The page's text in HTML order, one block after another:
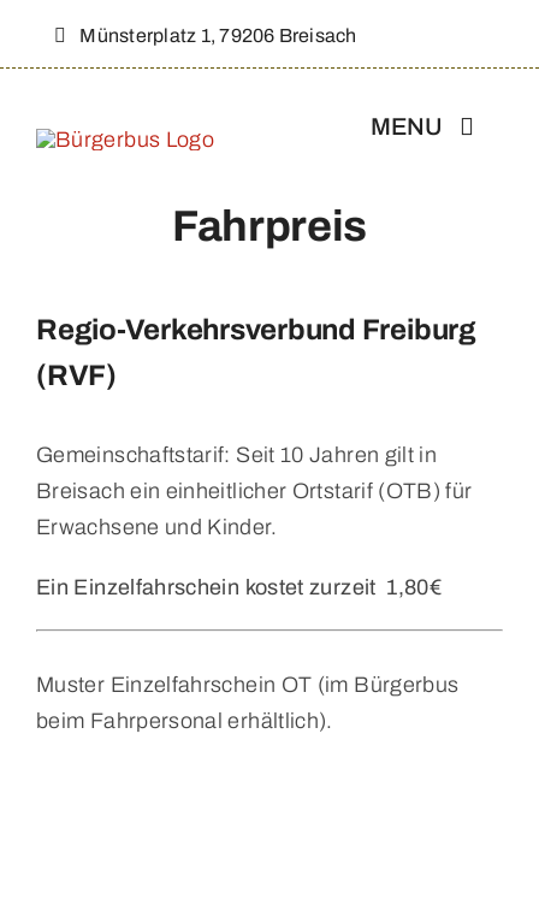
Münsterplatz 1, 79206 Breisach
MENU
Aktuelles
Werbepartner
Fahrpreis
Regio-Verkehrsverbund Freiburg
(RVF)
Gemeinschaftstarif: Seit 10 Jahren gilt in
Breisach ein einheitlicher Ortstarif (OTB) für
Erwachsene und Kinder.
Ein Einzelfahrschein kostet zurzeit 1,80€
Muster Einzelfahrschein OT (im Bürgerbus
beim Fahrpersonal erhältlich).